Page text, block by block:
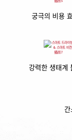
궁극의 비용
강력한 생태계